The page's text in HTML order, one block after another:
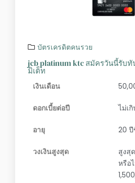
บัตรเครดิตคนรวย
jcb platinum ktc สมัครวันนี้รับ
มิเต็ท
เงินเดือน
ดอกเบี้ยต่อปี ไม่เ
อายุ 20
วงเงินสูงสุด
สูงสุ
หรือ